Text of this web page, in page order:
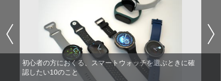
初心者の方におくる、スマートウォッチを選ぶときに確
認したい10のこと